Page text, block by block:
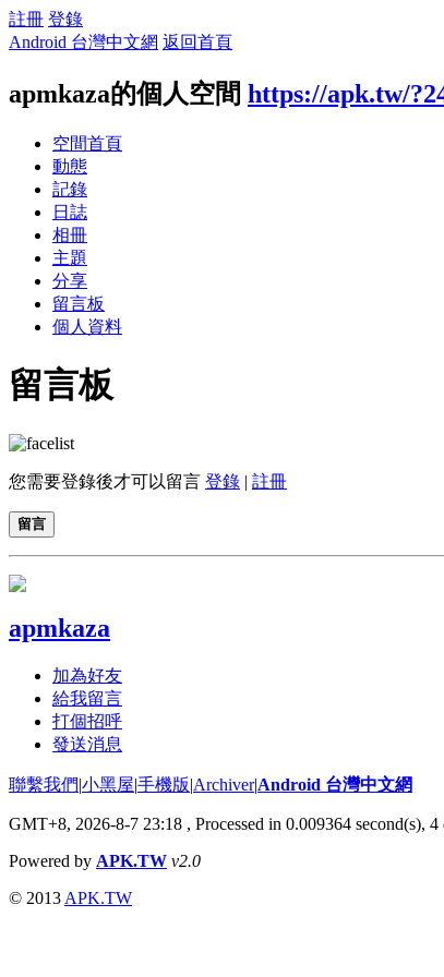
註冊 登錄
Android 台灣中文網 返回首頁
apmkaza的個人空間 https://apk.tw/
空間首頁
動態
記錄
日誌
相冊
主題
分享
留言板
個人資料
留言板
您需要登錄後才可以留言 登錄 | 註冊
留言
apmkaza
加為好友
給我留言
打個招呼
發送消息
聯繫我們|小黑屋|手機版|Archiver|Android 台灣中文網
GMT+8, 2026-8-7 23:18 , Processed in 0.009364 second(s),
Powered by APK.TW v2.0
© 2013 APK.TW